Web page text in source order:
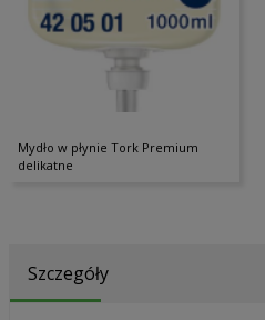
Mydło w płynie Tork Premium
delikatne
Szczegóły